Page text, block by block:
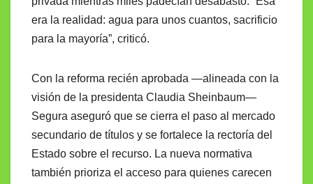
era la realidad: agua para unos cuantos, sacrificio
para la mayoría”, criticó.
Con la reforma recién aprobada —alineada con la
visión de la presidenta Claudia Sheinbaum—
Segura aseguró que se cierra el paso al mercado
secundario de títulos y se fortalece la rectoría del
Estado sobre el recurso. La nueva normativa
también prioriza el acceso para quienes carecen